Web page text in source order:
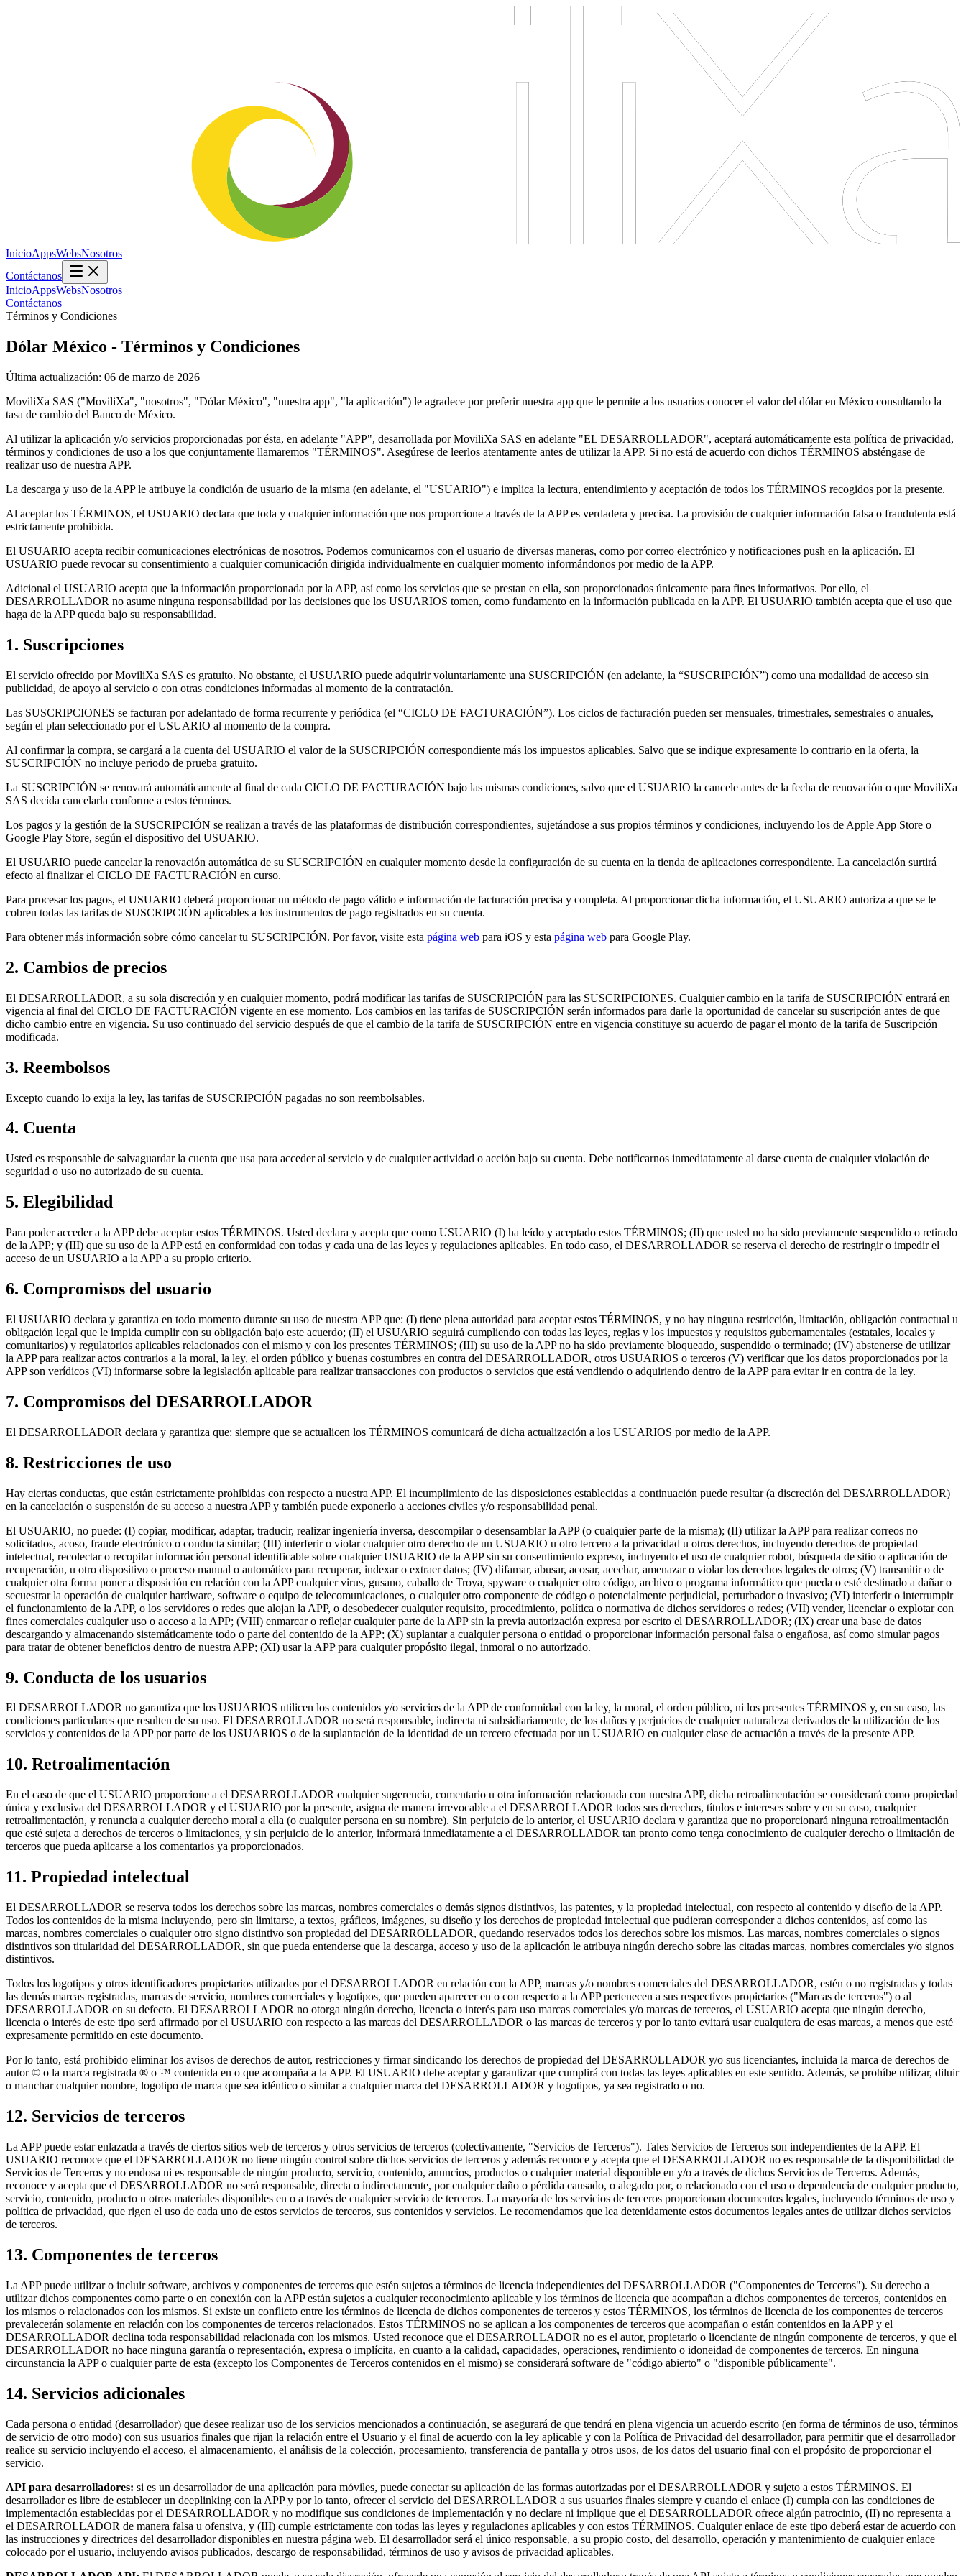
InicioAppsWebsNosotros
Contáctanos
InicioAppsWebsNosotros
Contáctanos
Términos y Condiciones
Dólar México - Términos y Condiciones
Última actualización: 06 de marzo de 2026
MoviliXa SAS ("MoviliXa", "nosotros", "Dólar México", "nuestra app", "la aplicación") le agradece por preferir nuestra app que le permite a los usuarios conocer el valor del dólar en México consultando la
tasa de cambio del Banco de México.
Al utilizar la aplicación y/o servicios proporcionadas por ésta, en adelante "APP", desarrollada por MoviliXa SAS en adelante "EL DESARROLLADOR", aceptará automáticamente esta política de privacidad,
términos y condiciones de uso a los que conjuntamente llamaremos "TÉRMINOS". Asegúrese de leerlos atentamente antes de utilizar la APP. Si no está de acuerdo con dichos TÉRMINOS absténgase de
realizar uso de nuestra APP.
La descarga y uso de la APP le atribuye la condición de usuario de la misma (en adelante, el "USUARIO") e implica la lectura, entendimiento y aceptación de todos los TÉRMINOS recogidos por la presente.
Al aceptar los TÉRMINOS, el USUARIO declara que toda y cualquier información que nos proporcione a través de la APP es verdadera y precisa. La provisión de cualquier información falsa o fraudulenta está
estrictamente prohibida.
El USUARIO acepta recibir comunicaciones electrónicas de nosotros. Podemos comunicarnos con el usuario de diversas maneras, como por correo electrónico y notificaciones push en la aplicación. El
USUARIO puede revocar su consentimiento a cualquier comunicación dirigida individualmente en cualquier momento informándonos por medio de la APP.
Adicional el USUARIO acepta que la información proporcionada por la APP, así como los servicios que se prestan en ella, son proporcionados únicamente para fines informativos. Por ello, el
DESARROLLADOR no asume ninguna responsabilidad por las decisiones que los USUARIOS tomen, como fundamento en la información publicada en la APP. El USUARIO también acepta que el uso que
haga de la APP queda bajo su responsabilidad.
1. Suscripciones
El servicio ofrecido por MoviliXa SAS es gratuito. No obstante, el USUARIO puede adquirir voluntariamente una SUSCRIPCIÓN (en adelante, la “SUSCRIPCIÓN”) como una modalidad de acceso sin
publicidad, de apoyo al servicio o con otras condiciones informadas al momento de la contratación.
Las SUSCRIPCIONES se facturan por adelantado de forma recurrente y periódica (el “CICLO DE FACTURACIÓN”). Los ciclos de facturación pueden ser mensuales, trimestrales, semestrales o anuales,
según el plan seleccionado por el USUARIO al momento de la compra.
Al confirmar la compra, se cargará a la cuenta del USUARIO el valor de la SUSCRIPCIÓN correspondiente más los impuestos aplicables. Salvo que se indique expresamente lo contrario en la oferta, la
SUSCRIPCIÓN no incluye periodo de prueba gratuito.
La SUSCRIPCIÓN se renovará automáticamente al final de cada CICLO DE FACTURACIÓN bajo las mismas condiciones, salvo que el USUARIO la cancele antes de la fecha de renovación o que MoviliXa
SAS decida cancelarla conforme a estos términos.
Los pagos y la gestión de la SUSCRIPCIÓN se realizan a través de las plataformas de distribución correspondientes, sujetándose a sus propios términos y condiciones, incluyendo los de Apple App Store o
Google Play Store, según el dispositivo del USUARIO.
El USUARIO puede cancelar la renovación automática de su SUSCRIPCIÓN en cualquier momento desde la configuración de su cuenta en la tienda de aplicaciones correspondiente. La cancelación surtirá
efecto al finalizar el CICLO DE FACTURACIÓN en curso.
Para procesar los pagos, el USUARIO deberá proporcionar un método de pago válido e información de facturación precisa y completa. Al proporcionar dicha información, el USUARIO autoriza a que se le
cobren todas las tarifas de SUSCRIPCIÓN aplicables a los instrumentos de pago registrados en su cuenta.
Para obtener más información sobre cómo cancelar tu SUSCRIPCIÓN. Por favor, visite esta página web para iOS y esta página web para Google Play.
2. Cambios de precios
El DESARROLLADOR, a su sola discreción y en cualquier momento, podrá modificar las tarifas de SUSCRIPCIÓN para las SUSCRIPCIONES. Cualquier cambio en la tarifa de SUSCRIPCIÓN entrará en
vigencia al final del CICLO DE FACTURACIÓN vigente en ese momento. Los cambios en las tarifas de SUSCRIPCIÓN serán informados para darle la oportunidad de cancelar su suscripción antes de que
dicho cambio entre en vigencia. Su uso continuado del servicio después de que el cambio de la tarifa de SUSCRIPCIÓN entre en vigencia constituye su acuerdo de pagar el monto de la tarifa de Suscripción
modificada.
3. Reembolsos
Excepto cuando lo exija la ley, las tarifas de SUSCRIPCIÓN pagadas no son reembolsables.
4. Cuenta
Usted es responsable de salvaguardar la cuenta que usa para acceder al servicio y de cualquier actividad o acción bajo su cuenta. Debe notificarnos inmediatamente al darse cuenta de cualquier violación de
seguridad o uso no autorizado de su cuenta.
5. Elegibilidad
Para poder acceder a la APP debe aceptar estos TÉRMINOS. Usted declara y acepta que como USUARIO (I) ha leído y aceptado estos TÉRMINOS; (II) que usted no ha sido previamente suspendido o retirado
de la APP; y (III) que su uso de la APP está en conformidad con todas y cada una de las leyes y regulaciones aplicables. En todo caso, el DESARROLLADOR se reserva el derecho de restringir o impedir el
acceso de un USUARIO a la APP a su propio criterio.
6. Compromisos del usuario
El USUARIO declara y garantiza en todo momento durante su uso de nuestra APP que: (I) tiene plena autoridad para aceptar estos TÉRMINOS, y no hay ninguna restricción, limitación, obligación contractual u
obligación legal que le impida cumplir con su obligación bajo este acuerdo; (II) el USUARIO seguirá cumpliendo con todas las leyes, reglas y los impuestos y requisitos gubernamentales (estatales, locales y
comunitarios) y regulatorios aplicables relacionados con el mismo y con los presentes TÉRMINOS; (III) su uso de la APP no ha sido previamente bloqueado, suspendido o terminado; (IV) abstenerse de utilizar
la APP para realizar actos contrarios a la moral, la ley, el orden público y buenas costumbres en contra del DESARROLLADOR, otros USUARIOS o terceros (V) verificar que los datos proporcionados por la
APP son verídicos (VI) informarse sobre la legislación aplicable para realizar transacciones con productos o servicios que está vendiendo o adquiriendo dentro de la APP para evitar ir en contra de la ley.
7. Compromisos del DESARROLLADOR
El DESARROLLADOR declara y garantiza que: siempre que se actualicen los TÉRMINOS comunicará de dicha actualización a los USUARIOS por medio de la APP.
8. Restricciones de uso
Hay ciertas conductas, que están estrictamente prohibidas con respecto a nuestra APP. El incumplimiento de las disposiciones establecidas a continuación puede resultar (a discreción del DESARROLLADOR)
en la cancelación o suspensión de su acceso a nuestra APP y también puede exponerlo a acciones civiles y/o responsabilidad penal.
El USUARIO, no puede: (I) copiar, modificar, adaptar, traducir, realizar ingeniería inversa, descompilar o desensamblar la APP (o cualquier parte de la misma); (II) utilizar la APP para realizar correos no
solicitados, acoso, fraude electrónico o conducta similar; (III) interferir o violar cualquier otro derecho de un USUARIO u otro tercero a la privacidad u otros derechos, incluyendo derechos de propiedad
intelectual, recolectar o recopilar información personal identificable sobre cualquier USUARIO de la APP sin su consentimiento expreso, incluyendo el uso de cualquier robot, búsqueda de sitio o aplicación de
recuperación, u otro dispositivo o proceso manual o automático para recuperar, indexar o extraer datos; (IV) difamar, abusar, acosar, acechar, amenazar o violar los derechos legales de otros; (V) transmitir o de
cualquier otra forma poner a disposición en relación con la APP cualquier virus, gusano, caballo de Troya, spyware o cualquier otro código, archivo o programa informático que pueda o esté destinado a dañar o
secuestrar la operación de cualquier hardware, software o equipo de telecomunicaciones, o cualquier otro componente de código o potencialmente perjudicial, perturbador o invasivo; (VI) interferir o interrumpir
el funcionamiento de la APP, o los servidores o redes que alojan la APP, o desobedecer cualquier requisito, procedimiento, política o normativa de dichos servidores o redes; (VII) vender, licenciar o explotar con
fines comerciales cualquier uso o acceso a la APP; (VIII) enmarcar o reflejar cualquier parte de la APP sin la previa autorización expresa por escrito el DESARROLLADOR; (IX) crear una base de datos
descargando y almacenando sistemáticamente todo o parte del contenido de la APP; (X) suplantar a cualquier persona o entidad o proporcionar información personal falsa o engañosa, así como simular pagos
para tratar de obtener beneficios dentro de nuestra APP; (XI) usar la APP para cualquier propósito ilegal, inmoral o no autorizado.
9. Conducta de los usuarios
El DESARROLLADOR no garantiza que los USUARIOS utilicen los contenidos y/o servicios de la APP de conformidad con la ley, la moral, el orden público, ni los presentes TÉRMINOS y, en su caso, las
condiciones particulares que resulten de su uso. El DESARROLLADOR no será responsable, indirecta ni subsidiariamente, de los daños y perjuicios de cualquier naturaleza derivados de la utilización de los
servicios y contenidos de la APP por parte de los USUARIOS o de la suplantación de la identidad de un tercero efectuada por un USUARIO en cualquier clase de actuación a través de la presente APP.
10. Retroalimentación
En el caso de que el USUARIO proporcione a el DESARROLLADOR cualquier sugerencia, comentario u otra información relacionada con nuestra APP, dicha retroalimentación se considerará como propiedad
única y exclusiva del DESARROLLADOR y el USUARIO por la presente, asigna de manera irrevocable a el DESARROLLADOR todos sus derechos, títulos e intereses sobre y en su caso, cualquier
retroalimentación, y renuncia a cualquier derecho moral a ella (o cualquier persona en su nombre). Sin perjuicio de lo anterior, el USUARIO declara y garantiza que no proporcionará ninguna retroalimentación
que esté sujeta a derechos de terceros o limitaciones, y sin perjuicio de lo anterior, informará inmediatamente a el DESARROLLADOR tan pronto como tenga conocimiento de cualquier derecho o limitación de
terceros que pueda aplicarse a los comentarios ya proporcionados.
11. Propiedad intelectual
El DESARROLLADOR se reserva todos los derechos sobre las marcas, nombres comerciales o demás signos distintivos, las patentes, y la propiedad intelectual, con respecto al contenido y diseño de la APP.
Todos los contenidos de la misma incluyendo, pero sin limitarse, a textos, gráficos, imágenes, su diseño y los derechos de propiedad intelectual que pudieran corresponder a dichos contenidos, así como las
marcas, nombres comerciales o cualquier otro signo distintivo son propiedad del DESARROLLADOR, quedando reservados todos los derechos sobre los mismos. Las marcas, nombres comerciales o signos
distintivos son titularidad del DESARROLLADOR, sin que pueda entenderse que la descarga, acceso y uso de la aplicación le atribuya ningún derecho sobre las citadas marcas, nombres comerciales y/o signos
distintivos.
Todos los logotipos y otros identificadores propietarios utilizados por el DESARROLLADOR en relación con la APP, marcas y/o nombres comerciales del DESARROLLADOR, estén o no registradas y todas
las demás marcas registradas, marcas de servicio, nombres comerciales y logotipos, que pueden aparecer en o con respecto a la APP pertenecen a sus respectivos propietarios ("Marcas de terceros") o al
DESARROLLADOR en su defecto. El DESARROLLADOR no otorga ningún derecho, licencia o interés para uso marcas comerciales y/o marcas de terceros, el USUARIO acepta que ningún derecho,
licencia o interés de este tipo será afirmado por el USUARIO con respecto a las marcas del DESARROLLADOR o las marcas de terceros y por lo tanto evitará usar cualquiera de esas marcas, a menos que esté
expresamente permitido en este documento.
Por lo tanto, está prohibido eliminar los avisos de derechos de autor, restricciones y firmar sindicando los derechos de propiedad del DESARROLLADOR y/o sus licenciantes, incluida la marca de derechos de
autor © o la marca registrada ® o ™ contenida en o que acompaña a la APP. El USUARIO debe aceptar y garantizar que cumplirá con todas las leyes aplicables en este sentido. Además, se prohíbe utilizar, diluir
o manchar cualquier nombre, logotipo de marca que sea idéntico o similar a cualquier marca del DESARROLLADOR y logotipos, ya sea registrado o no.
12. Servicios de terceros
La APP puede estar enlazada a través de ciertos sitios web de terceros y otros servicios de terceros (colectivamente, "Servicios de Terceros"). Tales Servicios de Terceros son independientes de la APP. El
USUARIO reconoce que el DESARROLLADOR no tiene ningún control sobre dichos servicios de terceros y además reconoce y acepta que el DESARROLLADOR no es responsable de la disponibilidad de
Servicios de Terceros y no endosa ni es responsable de ningún producto, servicio, contenido, anuncios, productos o cualquier material disponible en y/o a través de dichos Servicios de Terceros. Además,
reconoce y acepta que el DESARROLLADOR no será responsable, directa o indirectamente, por cualquier daño o pérdida causado, o alegado por, o relacionado con el uso o dependencia de cualquier producto,
servicio, contenido, producto u otros materiales disponibles en o a través de cualquier servicio de terceros. La mayoría de los servicios de terceros proporcionan documentos legales, incluyendo términos de uso y
política de privacidad, que rigen el uso de cada uno de estos servicios de terceros, sus contenidos y servicios. Le recomendamos que lea detenidamente estos documentos legales antes de utilizar dichos servicios
de terceros.
13. Componentes de terceros
La APP puede utilizar o incluir software, archivos y componentes de terceros que estén sujetos a términos de licencia independientes del DESARROLLADOR ("Componentes de Terceros"). Su derecho a
utilizar dichos componentes como parte o en conexión con la APP están sujetos a cualquier reconocimiento aplicable y los términos de licencia que acompañan a dichos componentes de terceros, contenidos en
los mismos o relacionados con los mismos. Si existe un conflicto entre los términos de licencia de dichos componentes de terceros y estos TÉRMINOS, los términos de licencia de los componentes de terceros
prevalecerán solamente en relación con los componentes de terceros relacionados. Estos TÉRMINOS no se aplican a los componentes de terceros que acompañan o están contenidos en la APP y el
DESARROLLADOR declina toda responsabilidad relacionada con los mismos. Usted reconoce que el DESARROLLADOR no es el autor, propietario o licenciante de ningún componente de terceros, y que el
DESARROLLADOR no hace ninguna garantía o representación, expresa o implícita, en cuanto a la calidad, capacidades, operaciones, rendimiento o idoneidad de componentes de terceros. En ninguna
circunstancia la APP o cualquier parte de esta (excepto los Componentes de Terceros contenidos en el mismo) se considerará software de "código abierto" o "disponible públicamente".
14. Servicios adicionales
Cada persona o entidad (desarrollador) que desee realizar uso de los servicios mencionados a continuación, se asegurará de que tendrá en plena vigencia un acuerdo escrito (en forma de términos de uso, términos
de servicio de otro modo) con sus usuarios finales que rijan la relación entre el Usuario y el final de acuerdo con la ley aplicable y con la Política de Privacidad del desarrollador, para permitir que el desarrollador
realice su servicio incluyendo el acceso, el almacenamiento, el análisis de la colección, procesamiento, transferencia de pantalla y otros usos, de los datos del usuario final con el propósito de proporcionar el
servicio.
API para desarrolladores: si es un desarrollador de una aplicación para móviles, puede conectar su aplicación de las formas autorizadas por el DESARROLLADOR y sujeto a estos TÉRMINOS. El
desarrollador es libre de establecer un deeplinking con la APP y por lo tanto, ofrecer el servicio del DESARROLLADOR a sus usuarios finales siempre y cuando el enlace (I) cumpla con las condiciones de
implementación establecidas por el DESARROLLADOR y no modifique sus condiciones de implementación y no declare ni implique que el DESARROLLADOR ofrece algún patrocinio, (II) no representa a
el DESARROLLADOR de manera falsa u ofensiva, y (III) cumple estrictamente con todas las leyes y regulaciones aplicables y con estos TÉRMINOS. Cualquier enlace de este tipo deberá estar de acuerdo con
las instrucciones y directrices del desarrollador disponibles en nuestra página web. El desarrollador será el único responsable, a su propio costo, del desarrollo, operación y mantenimiento de cualquier enlace
colocado por el usuario, incluyendo avisos publicados, descargo de responsabilidad, términos de uso y avisos de privacidad aplicables.